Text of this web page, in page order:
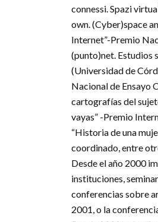
connessi. Spazi
own. (Cyber)space
Internet”-Premio
(punto)net. Estudios
(Universidad de
Nacional de Ensayo
cartografías del
vayas” -Premio
“Historia de una
coordinado, entre
Desde el año 2000
instituciones,
conferencias sobre
2001, o la